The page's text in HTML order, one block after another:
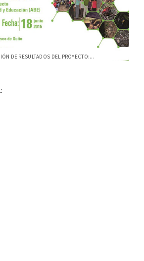
DE RESULTADOS DEL PROYECTO:...